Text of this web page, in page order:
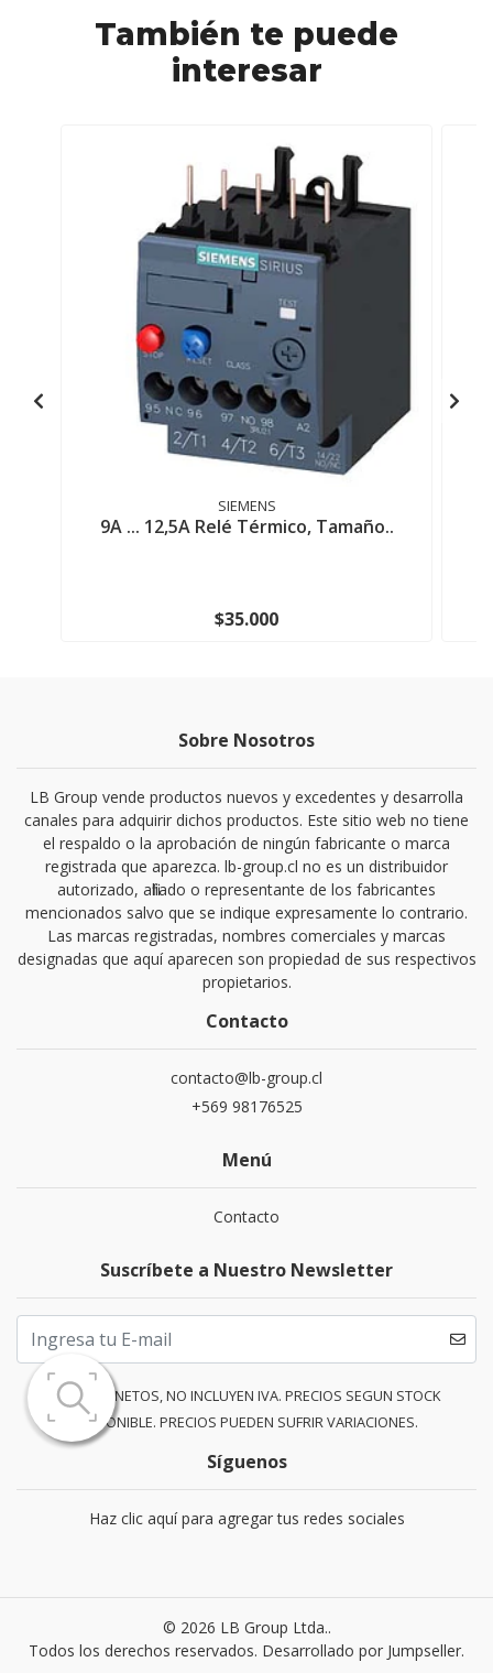
También te puede
interesar
SIEMENS
9A ... 12,5A Relé Térmico, Tamaño..
$35.000
Sobre Nosotros
LB Group vende productos nuevos y excedentes y desarrolla
canales para adquirir dichos productos. Este sitio web no tiene
el respaldo o la aprobación de ningún fabricante o marca
registrada que aparezca. lb-group.cl no es un distribuidor
autorizado, afiliado o representante de los fabricantes
mencionados salvo que se indique expresamente lo contrario.
Las marcas registradas, nombres comerciales y marcas
designadas que aquí aparecen son propiedad de sus respectivos
propietarios.
Contacto
contacto@lb-group.cl
+569 98176525
Menú
Contacto
Suscríbete a Nuestro Newsletter
PRECIOS NETOS, NO INCLUYEN IVA. PRECIOS SEGUN STOCK
DISPONIBLE. PRECIOS PUEDEN SUFRIR VARIACIONES.
Síguenos
Haz clic aquí para agregar tus redes sociales
© 2026 LB Group Ltda..
Todos los derechos reservados. Desarrollado por Jumpseller.